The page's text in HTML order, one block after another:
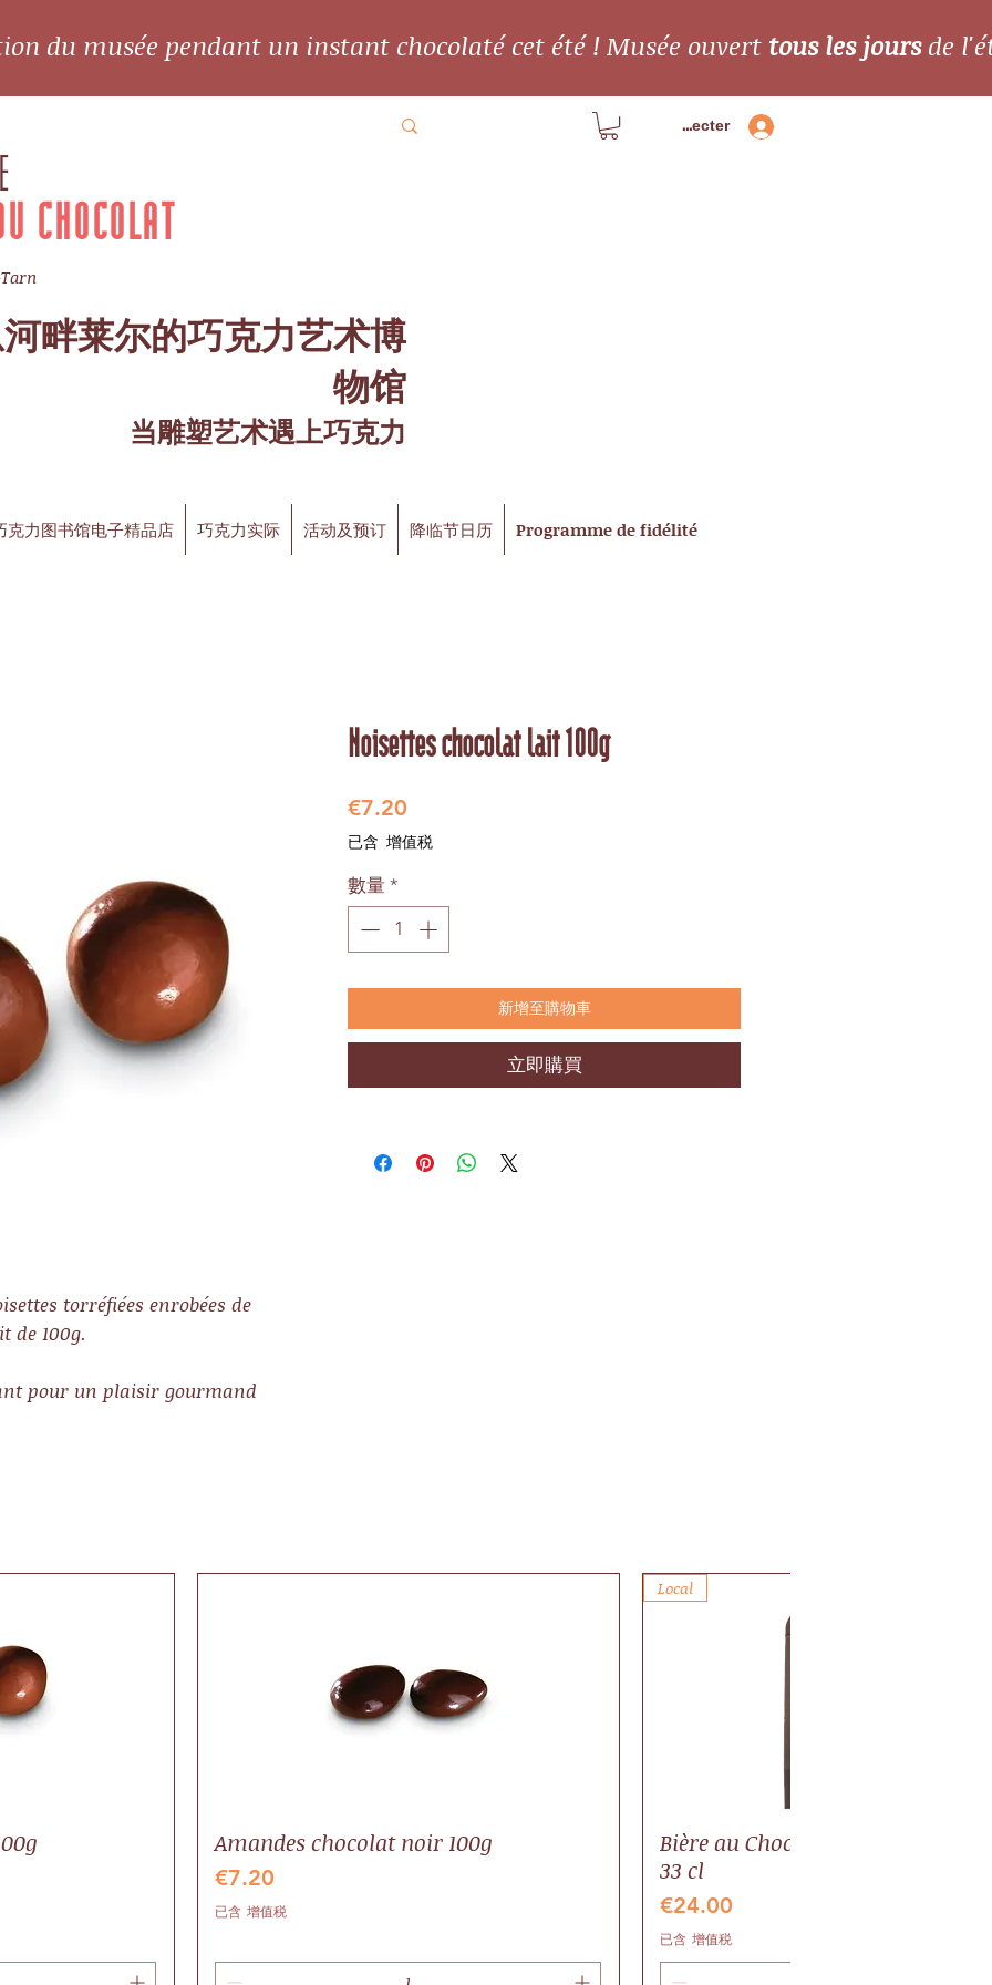
du musée pendant un instant chocolaté cet été ! Musée ouvert tous les joursde
CHOCOLAT
畔莱尔的巧克力艺术博
物馆
当雕塑艺术遇上巧克力
Se connecter
克力图书馆电子精品店 巧克力实际 活动及预订 降临节日历 Programme de fidélité
torréfiées enrobées de
de 100g.
pour un plaisir gourmand
Noisettes chocolat lait 100g
€7.20
格
已含 增值税
數量 *
新增至購物車
立即購買
Amandes chocolat noir 100g
價格
€7.20
已含 增值税
Local
Bière au Chocolat BIO, pack 6
33 cl
價格
€24.00
已含 增值税